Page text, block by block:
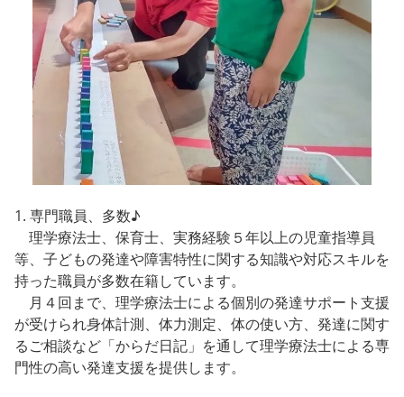
1. 専門職員、多数♪
理学療法士、保育士、実務経験５年以上の児童指導員
等、子どもの発達や障害特性に関する知識や対応スキルを
持った職員が多数在籍しています。
月４回まで、理学療法士による個別の発達サポート支援
が受けられ身体計測、体力測定、体の使い方、発達に関す
るご相談など「からだ日記」を通して理学療法士による専
門性の高い発達支援を提供します。